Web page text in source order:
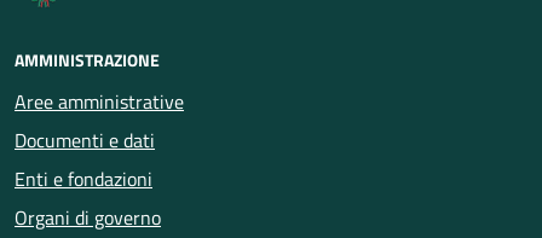
AMMINISTRAZIONE
Aree amministrative
Documenti e dati
Enti e fondazioni
Organi di governo